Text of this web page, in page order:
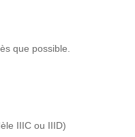
que possible.
IIIC ou IIID)